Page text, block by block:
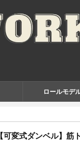
ロールモデ
【可変式ダンベル】